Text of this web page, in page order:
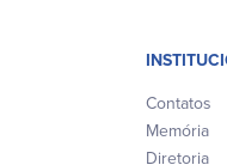
Contatos
Memória
Diretoria